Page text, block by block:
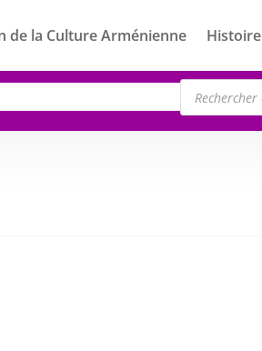
de la Culture Arménienne Histoire
Recherche
de
produits